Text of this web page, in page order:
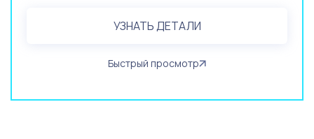
УЗНАТЬ ДЕТАЛИ
Быстрый просмотр